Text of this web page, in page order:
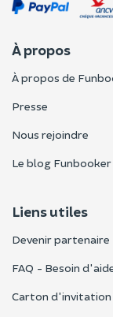
À propos
À propos de
Presse
Nous rejoindre
Le blog Funbooker
Liens utiles
Devenir partenaire
FAQ - Besoin
Carton d'invitation